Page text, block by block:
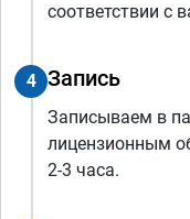
соответствии с
4 Запись
Записываем в
лицензионным
2-3 часа.